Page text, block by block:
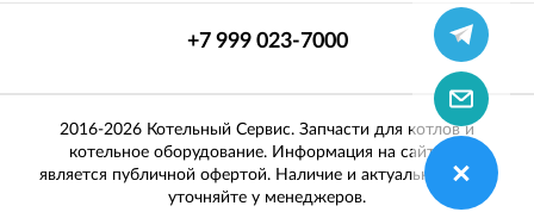
+7 999 023-7000
2016-2026 Котельный Сервис. Запчасти для котлов и
котельное оборудование. Информация на сайте не
является публичной офертой. Наличие и актуальные цены
уточняйте у менеджеров.